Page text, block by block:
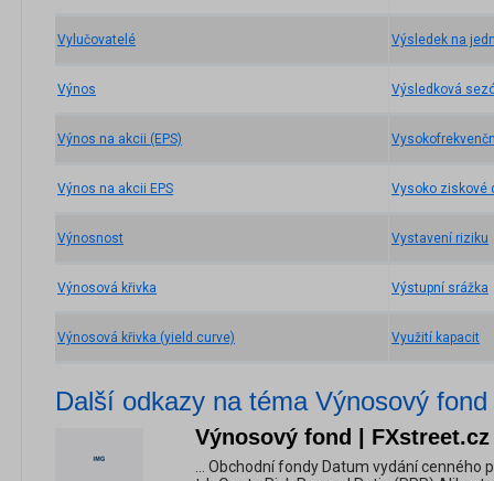
Vylučovatelé
Výnos
Výnos na akcii (EPS)
Výnos na akcii EPS
Výnosnost
Výnosová křivka
Výnosová křivka (yield curve)
Výsledek na
Výsledková
Vysoko ziskové
Vystavení riziku
Výstupní srážka
Využití kapacit
Další odkazy na téma Výnosový fond
Výnosový fond | FXstreet.cz
... Obchodní fondy Datum vydání cenného